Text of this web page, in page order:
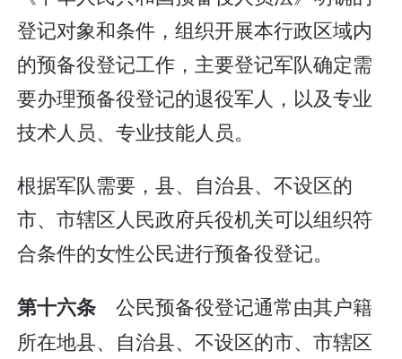
登记对象和条件，组织开展本行政区域内
的预备役登记工作，主要登记军队确定需
要办理预备役登记的退役军人，以及专业
技术人员、专业技能人员。
根据军队需要，县、自治县、不设区的
市、市辖区人民政府兵役机关可以组织符
合条件的女性公民进行预备役登记。
第十六条公民预备役登记通常由其户籍
所在地县、自治县、不设区的市、市辖区